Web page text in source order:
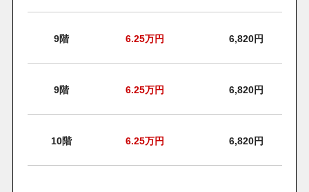
9階 6.25万円 6,820円
9階 6.25万円 6,820円
10階 6.25万円 6,820円